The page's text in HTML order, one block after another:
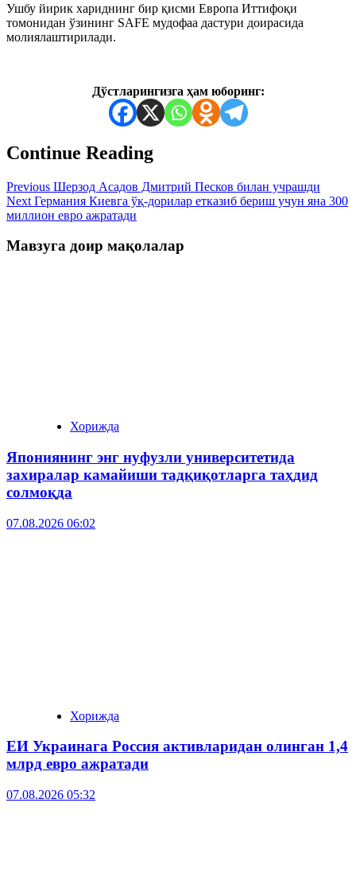
Ушбу йирик хариднинг бир қисми Европа Иттифоқи
томонидан ўзининг SAFE мудофаа дастури доирасида
молиялаштирилади.
Дўстларингизга ҳам юборинг:
Continue Reading
Previous Шерзод Асадов Дмитрий Песков билан учрашди
Next Германия Киевга ўқ-дорилар етказиб бериш учун яна 300
миллион евро ажратади
Мавзуга доир мақолалар
Хорижда
Япониянинг энг нуфузли университетида
захиралар камайиши тадқиқотларга таҳдид
солмоқда
07.08.2026 06:02
Хорижда
ЕИ Украинага Россия активларидан олинган 1,4
млрд евро ажратади
07.08.2026 05:32